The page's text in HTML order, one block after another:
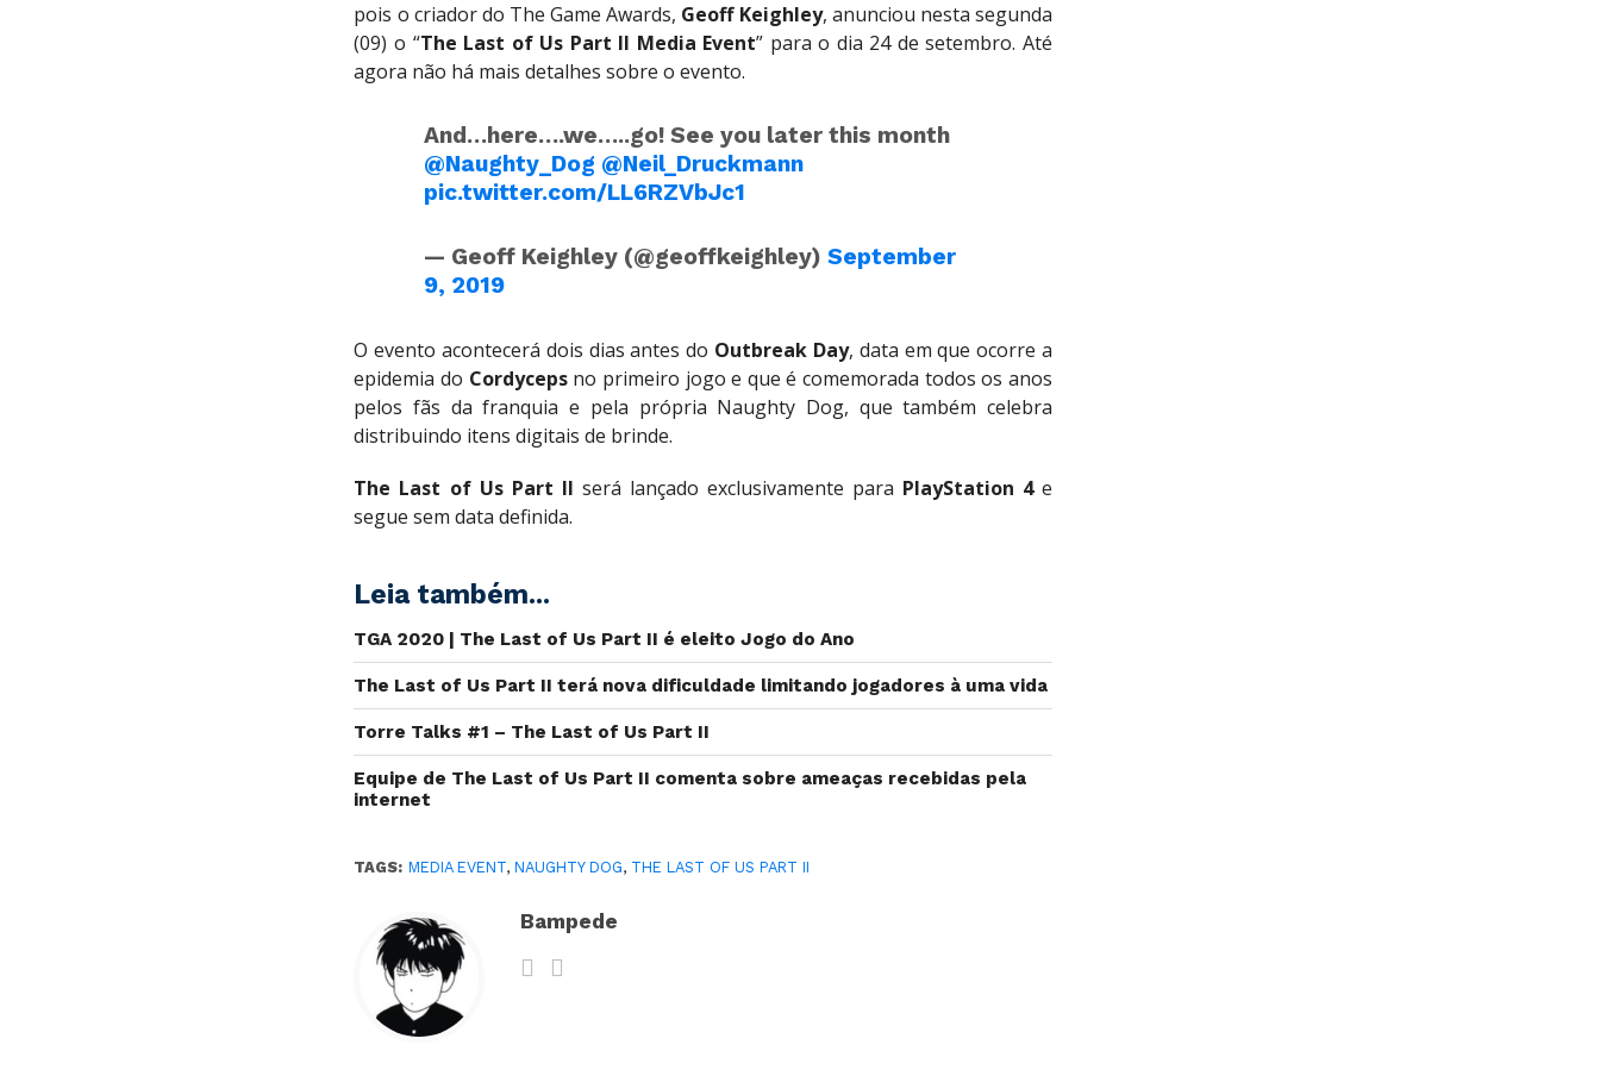
pois o criador do The Game Awards, Geoff Keighley, anunciou nesta segunda
(09) o “The Last of Us Part II Media Event” para o dia 24 de setembro. Até
agora não há mais detalhes sobre o evento.
And…here….we…..go! See you later this month
@Naughty_Dog @Neil_Druckmann
pic.twitter.com/LL6RZVbJc1
— Geoff Keighley (@geoffkeighley)September
9, 2019
O evento acontecerá dois dias antes do Outbreak Day, data em que ocorre a
epidemia do Cordycepsno primeiro jogo e que é comemorada todos os anos
pelos fãs da franquia e pela própria Naughty Dog, que também celebra
distribuindo itens digitais de brinde.
The Last of Us Part II será lançado exclusivamente para PlayStation 4e
segue sem data definida.
Leia também...
TGA 2020 | The Last of Us Part II é eleito Jogo do Ano
The Last of Us Part II terá nova dificuldade limitando jogadores à uma vida
Torre Talks #1 – The Last of Us Part II
Equipe de The Last of Us Part II comenta sobre ameaças recebidas pela
internet
TAGS: MEDIA EVENT,NAUGHTY DOG, THE LAST OF US PART II
Bampede